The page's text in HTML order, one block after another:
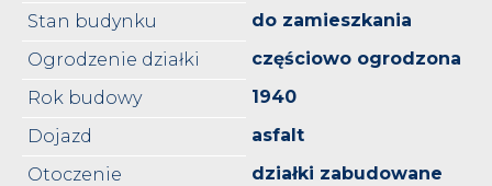
Stan budynku
do zamieszkania
Ogrodzenie działki
częściowo ogrodzona
Rok budowy
1940
Dojazd
asfalt
Otoczenie
działki zabudowane